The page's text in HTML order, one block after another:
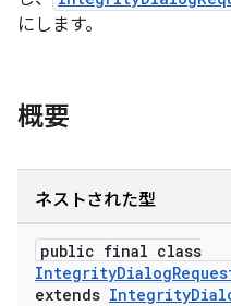
にします。
概要
ネストされた型
public final class
extends